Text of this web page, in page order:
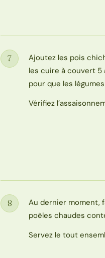
Étape
7
Ajoutez les pois
les cuire à couvert 5
pour que les
Vérifiez
Étape
8
Au dernier moment,
poêles chaudes
Servez le tout